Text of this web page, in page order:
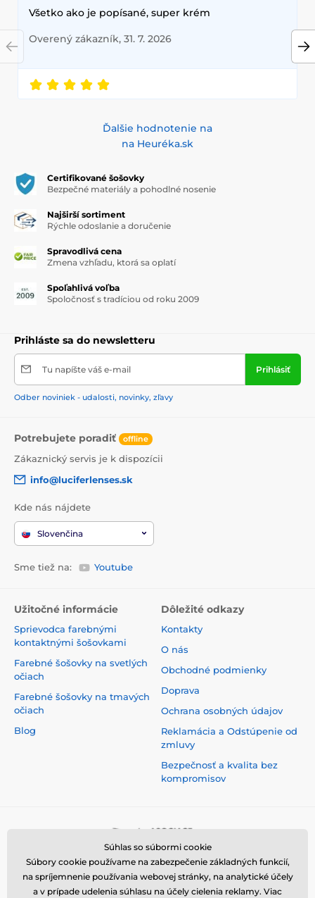
Všetko ako je popísané, super krém
Overený zákazník, 31. 7. 2026
Ďalšie hodnotenie na
na Heuréka.sk
Certifikované šošovky
Bezpečné materiály a pohodlné nosenie
Najširší sortiment
Rýchle odoslanie a doručenie
Spravodlivá cena
Zmena vzhľadu, ktorá sa oplatí
Spoľahlivá voľba
Spoločnosť s tradíciou od roku 2009
Prihláste sa do newsletteru
Tu napíšte váš e-mail Prihlásiť
Odber noviniek - udalosti, novinky, zľavy
Potrebujete poradiť offline
Zákaznický servis je k dispozícii
info@luciferlenses.sk
Kde nás nájdete
Slovenčina
Sme tiež na: Youtube
Užitočné informácie
Sprievodca farebnými
kontaktnými šošovkami
Farebné šošovky na svetlých
očiach
Farebné šošovky na tmavých
očiach
Blog
Dôležité odkazy
Kontakty
O nás
Obchodné podmienky
Doprava
Ochrana osobných údajov
Reklamácia a Odstúpenie od
zmluvy
Bezpečnosť a kvalita bez
kompromisov
Súhlas so súbormi cookie
Súbory cookie používame na zabezpečenie základných funkcií,
na spríjemnenie používania webovej stránky, na analytické účely
a v prípade udelenia súhlasu na účely cielenia reklamy. Viac